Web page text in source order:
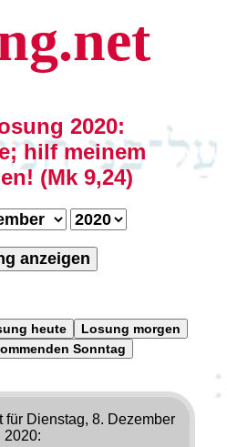
2020:
hilf meinem
(Mk 9,24)
anzeigen
heute
Losung morgen
Sonntag
für Dienstag, 8. Dezember
2020: